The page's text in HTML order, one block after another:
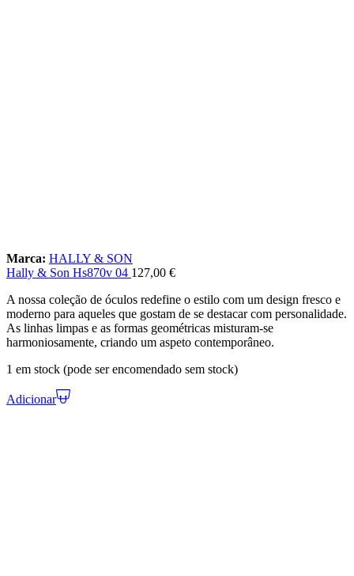
Marca: HALLY & SON
Hally & Son Hs870v 04 127,00 €
A nossa coleção de óculos redefine o estilo com um design fresco e
moderno para aqueles que gostam de se destacar com personalidade.
As linhas limpas e as formas geométricas misturam-se
harmoniosamente, criando um aspeto contemporâneo.
1 em stock (pode ser encomendado sem stock)
Adicionar